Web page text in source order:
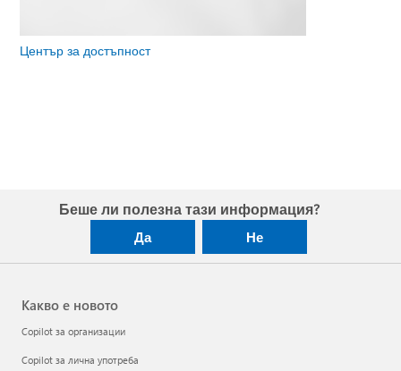
Център за достъпност
Беше ли полезна тази информация?
Да Не
Какво е новото
Copilot за организации
Copilot за лична употреба